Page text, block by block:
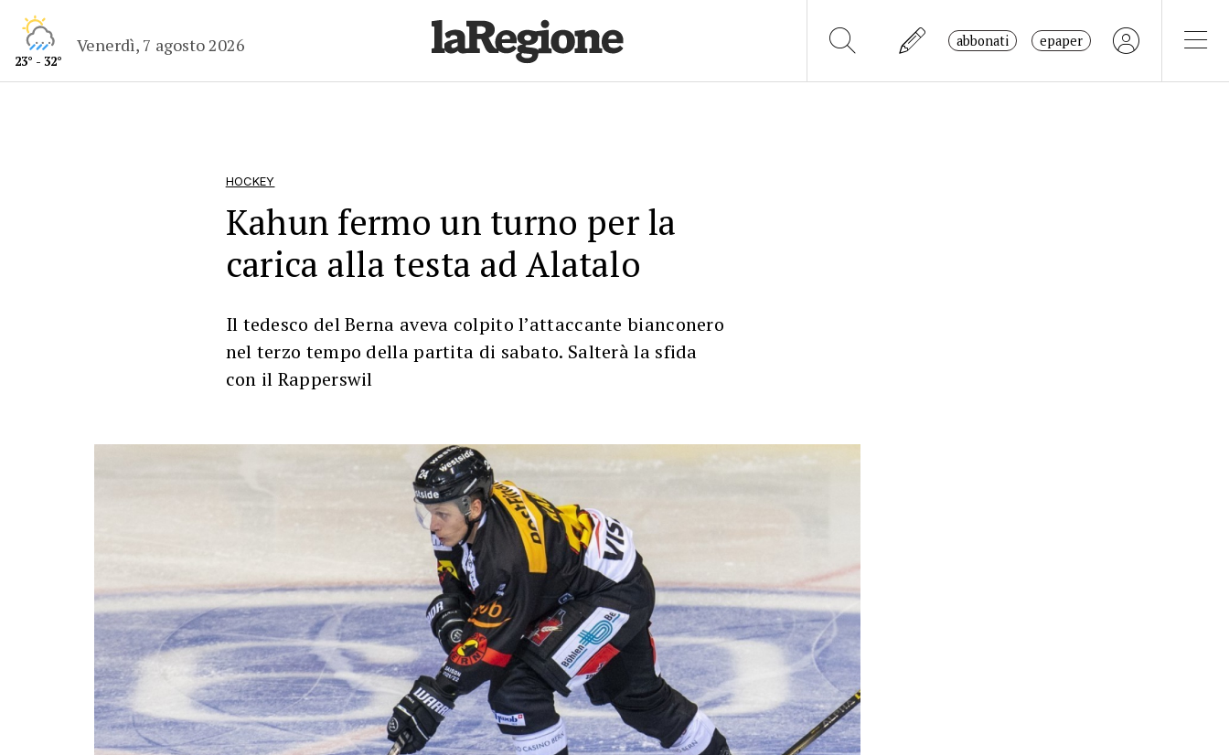
23° - 32°
Venerdì, 7 agosto 2026 abbonati epaper
HOCKEY
Kahun fermo un turno per la
carica alla testa ad Alatalo
Il tedesco del Berna aveva colpito l’attaccante bianconero
nel terzo tempo della partita di sabato. Salterà la sfida
con il Rapperswil